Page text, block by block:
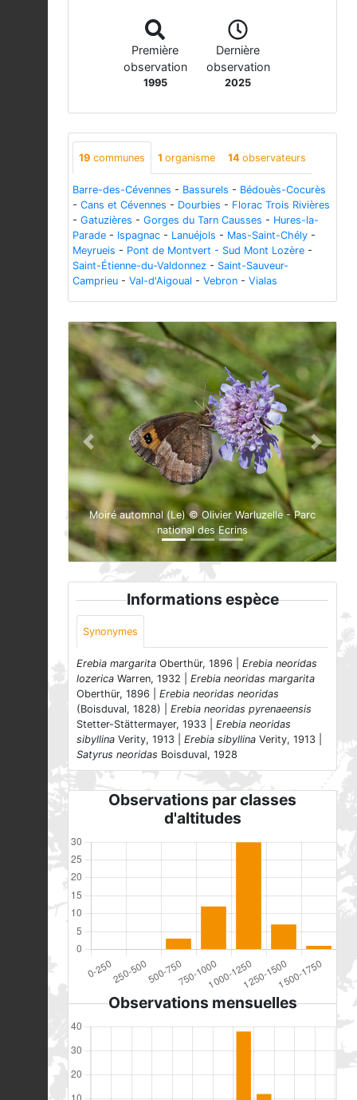
Première
observation
1995
Dernière
observation
2025
19 communes 1 organisme 14 observateurs
Barre-des-Cévennes - Bassurels - Bédouès-Cocurès
- Cans et Cévennes - Dourbies - Florac Trois Rivières
- Gatuzières - Gorges du Tarn Causses - Hures-la-
Parade - Ispagnac - Lanuéjols - Mas-Saint-Chély -
Meyrueis - Pont de Montvert - Sud Mont Lozère -
Saint-Étienne-du-Valdonnez - Saint-Sauveur-
Camprieu - Val-d'Aigoual - Vebron - Vialas
Moiré automnal (Le) © Olivier Warluzelle - Parc
national des Ecrins
Previous Next
Informations espèce
Synonymes
Erebia margarita Oberthür, 1896 | Erebia neoridas
lozerica Warren, 1932 | Erebia neoridas margarita
Oberthür, 1896 | Erebia neoridas neoridas
(Boisduval, 1828) | Erebia neoridas pyrenaeensis
Stetter-Stättermayer, 1933 | Erebia neoridas
sibyllina Verity, 1913 | Erebia sibyllina Verity, 1913 |
Satyrus neoridas Boisduval, 1928
Observations par classes
d'altitudes
Observations mensuelles